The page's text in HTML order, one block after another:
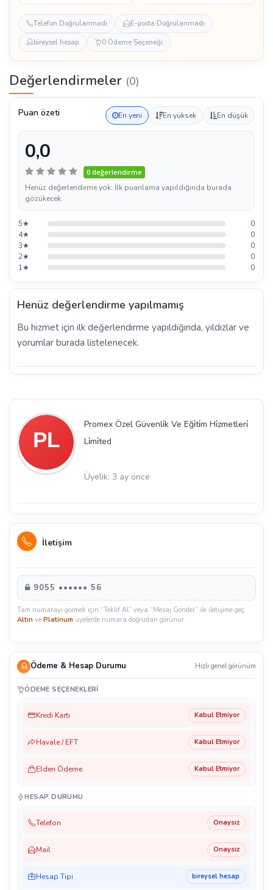
Telefon Doğrulanmadı
E-posta Doğrulanmadı
bireysel hesap
0 Ödeme Seçeneği
Değerlendirmeler (0)
Puan özeti En yeni En yüksek En düşük
0,0
0 değerlendirme
Henüz değerlendirme yok. İlk puanlama yapıldığında burada
gözükecek.
5★
0
4★
0
3★
0
2★
0
1★
0
Henüz değerlendirme yapılmamış
Bu hizmet için ilk değerlendirme yapıldığında, yıldızlar ve
yorumlar burada listelenecek.
Promex Özel Güvenli̇k Ve Eği̇ti̇m Hi̇zmetleri̇
Li̇mi̇ted
Üyelik: 3 ay önce
İletişim
9055 •••••• 56
Tam numarayı görmek için “Teklif Al” veya “Mesaj Gönder” ile iletişime geç.
Altın ve Platinum üyelerde numara doğrudan görünür.
Ödeme & Hesap Durumu Hızlı genel görünüm
ÖDEME SEÇENEKLERI
Kredi Kartı Kabul Etmiyor
Havale / EFT Kabul Etmiyor
Elden Ödeme Kabul Etmiyor
HESAP DURUMU
Telefon Onaysız
Mail Onaysız
Hesap Tipi bireysel hesap